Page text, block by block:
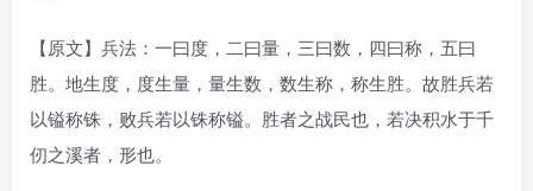
【原文】兵法：一曰度，二曰量，三曰数，四曰称，五曰
胜。地生度，度生量，量生数，数生称，称生胜。故胜兵若
以镒称铢，败兵若以铢称镒。胜者之战民也，若决积水于千
仞之溪者，形也。